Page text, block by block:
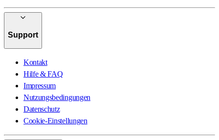
Support
Kontakt
Hilfe & FAQ
Impressum
Nutzungsbedingungen
Datenschutz
Cookie-Einstellungen